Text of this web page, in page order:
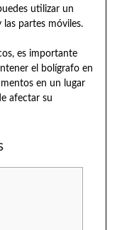
utilizar un
partes móviles.
es importante
el bolígrafo en
en un lugar
afectar su